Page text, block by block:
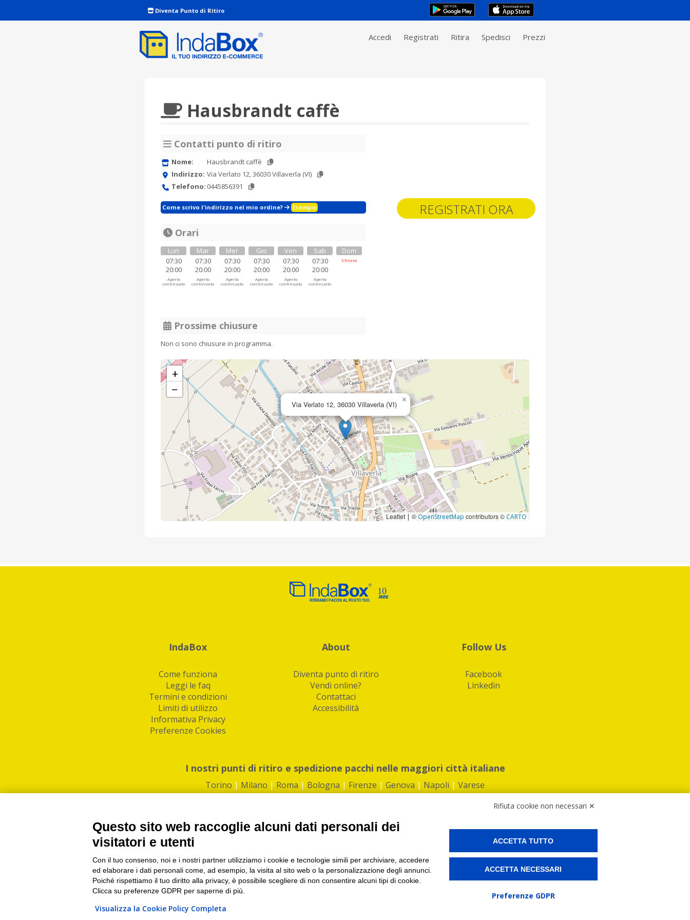
Diventa Punto di Ritiro
Accedi Registrati Ritira Spedisci Prezzi
REGISTRATI ORA
Hausbrandt caffè
Contatti punto di ritiro
Nome:
Hausbrandt caffè
Indirizzo: Via Verlato 12, 36030 Villaverla (VI)
Telefono: 0445856391
Come scrivo l'indirizzo nel mio ordine? Esempio
Orari
Lun
07:30
20:00
Aperto
continuato
Mar
07:30
20:00
Aperto
continuato
Mer
07:30
20:00
Aperto
continuato
Gio
07:30
20:00
Aperto
continuato
Ven
07:30
20:00
Aperto
continuato
Sab
07:30
20:00
Aperto
continuato
Dom
Chiuso
Prossime chiusure
Non ci sono chiusure in programma.
Via Verlato 12, 36030 Villaverla (VI) ×
+
−
Leaflet | © OpenStreetMap contributors ©CARTO
IndaBox
Come funziona
Leggi le faq
Termini e condizioni
Limiti di utilizzo
Informativa Privacy
Preferenze Cookies
About
Diventa punto di ritiro
Vendi online?
Contattaci
Accessibilità
Follow Us
Facebook
Linkedin
I nostri punti di ritiro e spedizione pacchi nelle maggiori città italiane
Torino | Milano | Roma | Bologna | Firenze | Genova | Napoli | Varese
PI/CF/N°Iscr.: 10821360012 | REA: RM 1494760 | Cap.Soc.: 50.000€ |Whistleblowing|Privacy|Preferenze Cookies
IndaBox | Oltre 11.500 punti di ritiro tra Bar, Tabaccai, Edicole e Kipoint per ritirare i tuoi acquisti online e spedire i tuoi pacchi.
Rifiuta cookie non necessari ✕
Questo sito web raccoglie alcuni dati personali dei
visitatori e utenti
Con il tuo consenso, noi e i nostri partner utilizziamo i cookie e tecnologie simili per archiviare, accedere
ed elaborare i dati personali come, ad esempio, la visita al sito web o la personalizzazione degli annunci.
Poiché rispettiamo il tuo diritto alla privacy, è possibile scegliere di non consentire alcuni tipi di cookie.
Clicca su preferenze GDPR per saperne di più.
Visualizza la Cookie Policy Completa
ACCETTA TUTTO
ACCETTA NECESSARI
Preferenze GDPR